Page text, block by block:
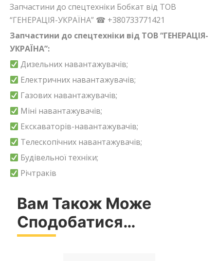
Запчастини до спецтехніки Бобкат від ТОВ
“ГЕНЕРАЦІЯ-УКРАЇНА” ☎ +380733771421
Запчастини до спецтехніки від ТОВ “ГЕНЕРАЦІЯ-
УКРАЇНА”:
Дизельних навантажувачів;
Електричних навантажувачів;
Газових навантажувачів;
Міні навантажувачів;
Екскаваторів-навантажувачів;
Телескопічних навантажувачів;
Будівельної техніки;
Річтраків
Вам Також Може
Сподобатися…